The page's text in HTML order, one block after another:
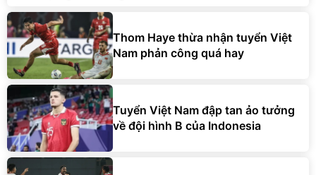
Thom Haye thừa nhận tuyển Việt
Nam phản công quá hay
Tuyển Việt Nam đập tan ảo tưởng
về đội hình B của Indonesia